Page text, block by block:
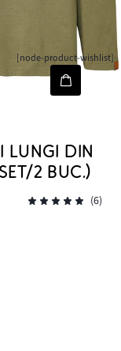
[node-product-wishlist]
LUNGI DIN
2 BUC.)
(6)